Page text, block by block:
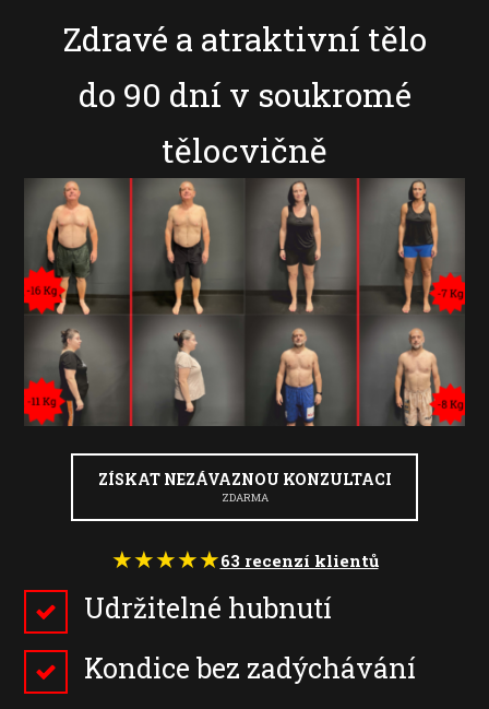
Zdravé a atraktivní tělo
do 90 dní v soukromé
tělocvičně
ZÍSKAT NEZÁVAZNOU KONZULTACI
ZDARMA
★★★★★63 recenzí klientů
Udržitelné hubnutí
Kondice bez zadýchávání